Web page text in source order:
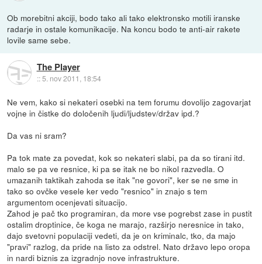
Ob morebitni akciji, bodo tako ali tako elektronsko motili iranske
radarje in ostale komunikacije. Na koncu bodo te anti-air rakete
lovile same sebe.
The Player
::5. nov 2011, 18:54
Ne vem, kako si nekateri osebki na tem forumu dovolijo zagovarjat
vojne in čistke do določenih ljudi/ljudstev/držav ipd.?
Da vas ni sram?
Pa tok mate za povedat, kok so nekateri slabi, pa da so tirani itd.
malo se pa ve resnice, ki pa se itak ne bo nikol razvedla. O
umazanih taktikah zahoda se itak "ne govori", ker se ne sme in
tako so ovčke vesele ker vedo "resnico" in znajo s tem
argumentom ocenjevati situacijo.
Zahod je pač tko programiran, da more vse pogrebst zase in pustit
ostalim droptinice, če koga ne marajo, razširjo neresnice in tako,
dajo svetovni populaciji vedeti, da je on kriminalc, tko, da majo
"pravi" razlog, da pride na listo za odstrel. Nato državo lepo oropa
in nardi biznis za izgradnjo nove infrastrukture.